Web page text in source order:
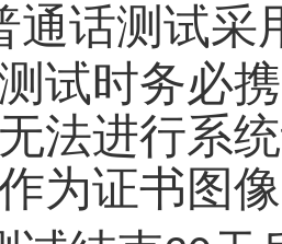
通话测试采
试时务必
法进行系
为证书图